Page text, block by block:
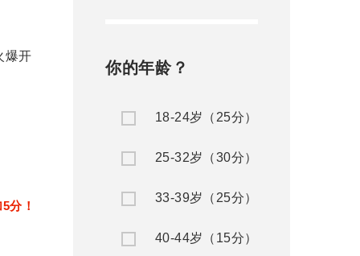
分！
你的年龄？
18-24岁（25分）
25-32岁（30分）
33-39岁（25分）
40-44岁（15分）